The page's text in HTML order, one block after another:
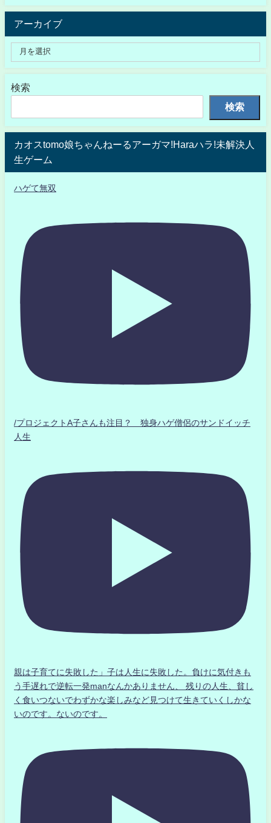
アーカイブ
検索
検索
カオスtomo娘ちゃんねーるアーガマ!Haraハラ!未解決人
生ゲーム
ハゲて無双
/プロジェクトA子さんも注目？ 独身ハゲ僧侶のサンドイッチ
人生
親は子育てに失敗した」子は人生に失敗した。負けに気付きも
う手遅れで逆転一発manなんかありません、 残りの人生、貧し
く食いつないでわずかな楽しみなど見つけて生きていくしかな
いのです。ないのです。